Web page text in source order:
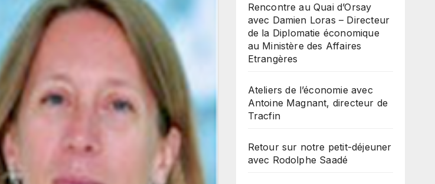
Rencontre au Quai d’Orsay
avec Damien Loras – Directeur
de la Diplomatie économique
au Ministère des Affaires
Etrangères
Ateliers de l’économie avec
Antoine Magnant, directeur de
Tracfin
Retour sur notre petit-déjeuner
avec Rodolphe Saadé